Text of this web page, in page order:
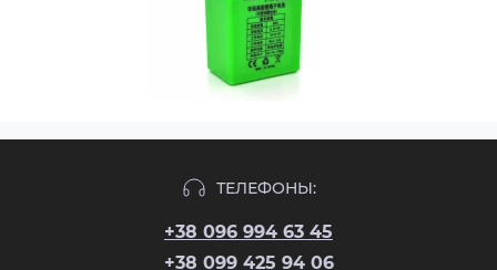
ТЕЛЕФОНЫ:
+38 096 994 63 45
+38 099 425 94 06